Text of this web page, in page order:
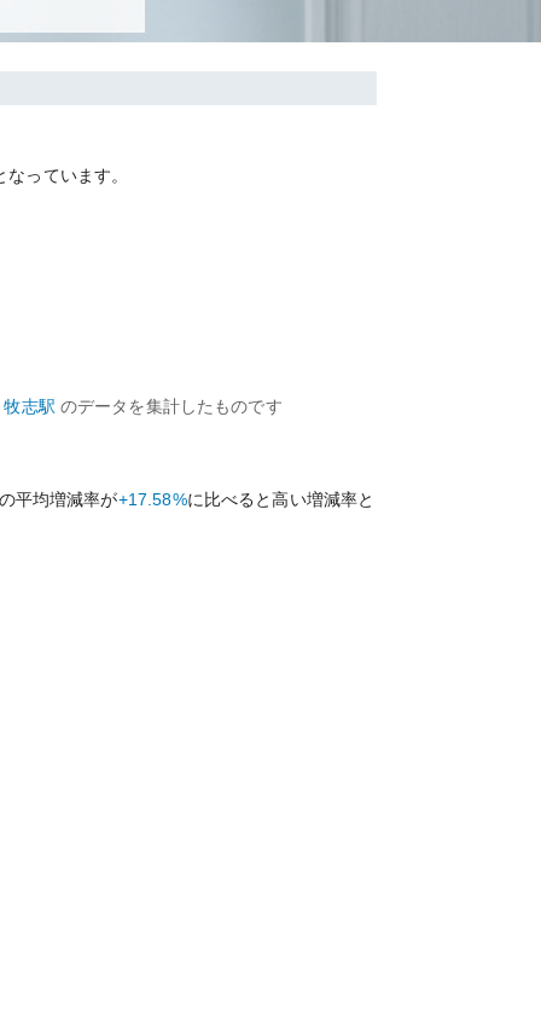
なっています。
牧志駅 のデータを集計したものです
平均増減率が+17.58%に比べると高い増減率と